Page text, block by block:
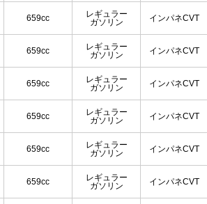
659cc
レギュラー
ガソリン
インパネCVT
659cc
レギュラー
ガソリン
インパネCVT
659cc
レギュラー
ガソリン
インパネCVT
659cc
レギュラー
ガソリン
インパネCVT
659cc
レギュラー
ガソリン
インパネCVT
659cc
レギュラー
ガソリン
インパネCVT